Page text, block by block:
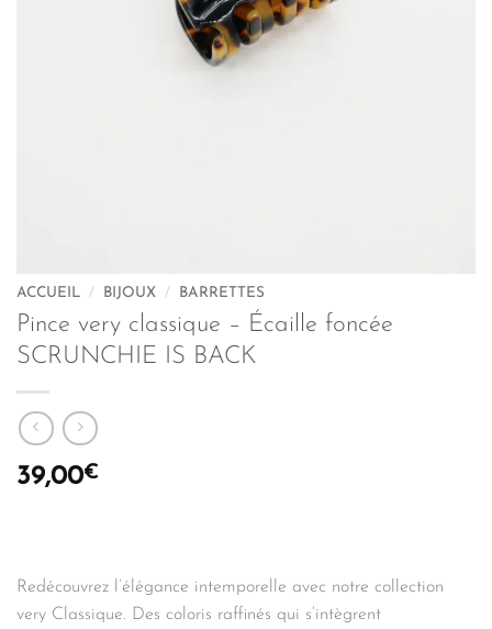
ACCUEIL / BIJOUX / BARRETTES
Pince very classique – Écaille foncée
SCRUNCHIE IS BACK
39,00€
Redécouvrez l’élégance intemporelle avec notre collection
very Classique. Des coloris raffinés qui s’intègrent